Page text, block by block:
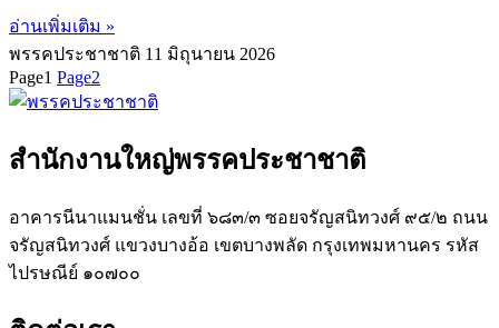
อ่านเพิ่มเติม »
พรรคประชาชาติ 11 มิถุนายน 2026
Page1 Page2
สำนักงานใหญ่พรรคประชาชาติ
อาคารนีนาแมนชั่น เลขที่ ๖๘๓/๓ ซอยจรัญสนิทวงศ์ ๙๕/๒ ถนน
จรัญสนิทวงศ์ แขวงบางอ้อ เขตบางพลัด กรุงเทพมหานคร รหัส
ไปรษณีย์ ๑๐๗๐๐